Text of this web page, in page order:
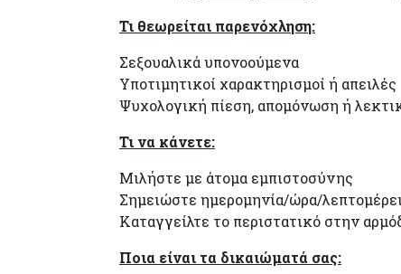
Τι θεωρείται παρενόχληση:
Σεξουαλικά υπονοούμενα
Υποτιμητικοί χαρακτηρισμοί ή απειλές
Ψυχολογική πίεση, απομόνωση ή
Τι να κάνετε:
Μιλήστε με άτομα εμπιστοσύνης
Σημειώστε ημερομηνία/ώρα/
Καταγγείλτε το περιστατικό στην
Ποια είναι τα δικαιώματά σας: